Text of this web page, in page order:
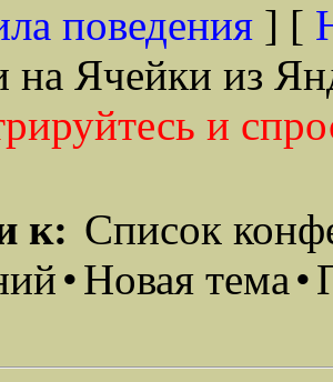
поведения ] [
на Ячейки из
и
к: Список
•Новая тема•